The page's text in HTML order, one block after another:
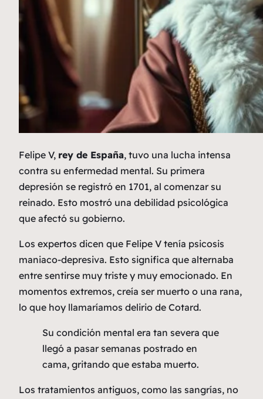
Felipe V, rey de España, tuvo una lucha intensa
contra su enfermedad mental. Su primera
depresión se registró en 1701, al comenzar su
reinado. Esto mostró una debilidad psicológica
que afectó su gobierno.
Los expertos dicen que Felipe V tenía psicosis
maniaco-depresiva. Esto significa que alternaba
entre sentirse muy triste y muy emocionado. En
momentos extremos, creía ser muerto o una rana,
lo que hoy llamaríamos delirio de Cotard.
Su condición mental era tan severa que
llegó a pasar semanas postrado en
cama, gritando que estaba muerto.
Los tratamientos antiguos, como las sangrías, no